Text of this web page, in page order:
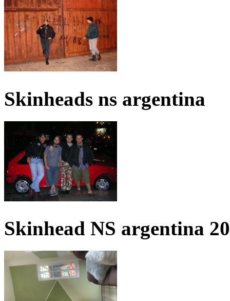
Skinheads ns argentina
Skinhead NS argentina